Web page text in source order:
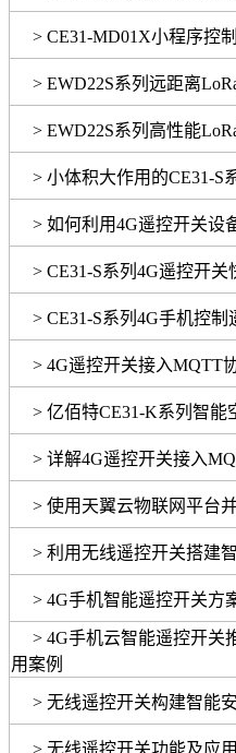
> CE31-MD01X小程序控
> EWD22S系列远距离
> EWD22S系列高性能
> 小体积大作用的CE31-S
> 如何利用4G遥控开关设
> CE31-S系列4G遥控开关
> CE31-S系列4G手机控制
> 4G遥控开关接入MQTT
> 亿佰特CE31-K系列智能
> 详解4G遥控开关接入
> 使用天翼云物联网平台
> 利用无线遥控开关搭建
> 4G手机智能遥控开关方
> 4G手机云智能遥控开关
用案例
> 无线遥控开关构建智能
> 无线遥控开关功能及应